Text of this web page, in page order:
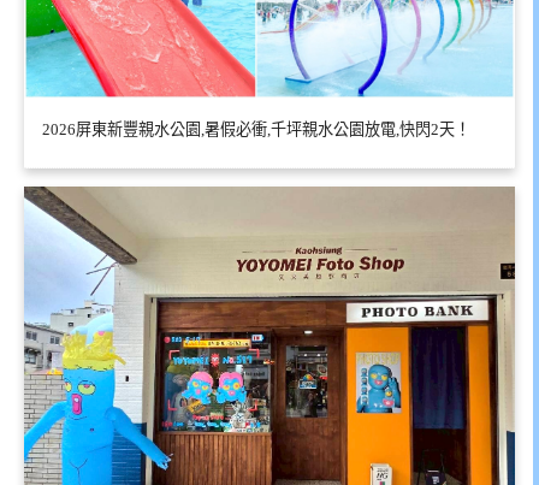
2026屏東新豐親水公園,暑假必衝,千坪親水公園放電,快閃2天！